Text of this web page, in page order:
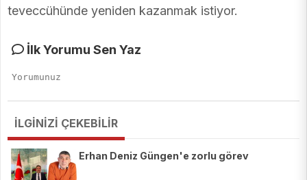
teveccühünde yeniden kazanmak istiyor.
İlk Yorumu Sen Yaz
İLGİNİZİ ÇEKEBİLİR
Erhan Deniz Güngen'e zorlu görev